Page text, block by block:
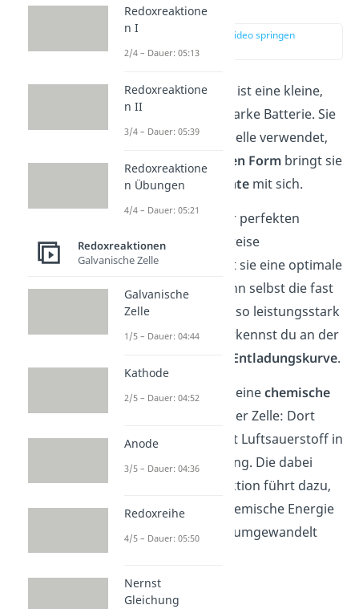
zur Stelle im Video springen
(00:13)
Zink-Luft-Batterie
ist eine kleine,
flache und leistungsstarke Batterie. Sie
wird häufig als Knopfzelle verwendet,
denn trotz ihrer
kleinen Formbringt sie
einehohe Energiedichtemit sich.
Das macht sie zu einer perfekten
Batterie für beispielsweise
Hörgeräte
. Dort bietet sie eine optimale
Stromversorgung, denn selbst die fast
leere Batterie ist noch so leistungsstark
wie am Anfang. Das erkennst du an der
waagrechten Entladungskurve.
Sie funktioniert durch einechemische
Reaktion
im Inneren der Zelle: Dort
reagiert Zinkmetall mit Luftsauerstoff in
einer alkalischen Lösung. Die dabei
ablaufende Redoxreaktion führt dazu,
dass frei werdende chemische Energie
in elektrische Energie umgewandelt
wird.
Redoxreaktione
n I
2/4 – Dauer: 05:13
Redoxreaktione
n II
3/4 – Dauer: 05:39
Redoxreaktione
n Übungen
4/4 – Dauer: 05:21
Redoxreaktionen
Galvanische Zelle
Galvanische
Zelle
1/5 – Dauer: 04:44
Kathode
2/5 – Dauer: 04:52
Anode
3/5 – Dauer: 04:36
Redoxreihe
4/5 – Dauer: 05:50
Nernst
Gleichung